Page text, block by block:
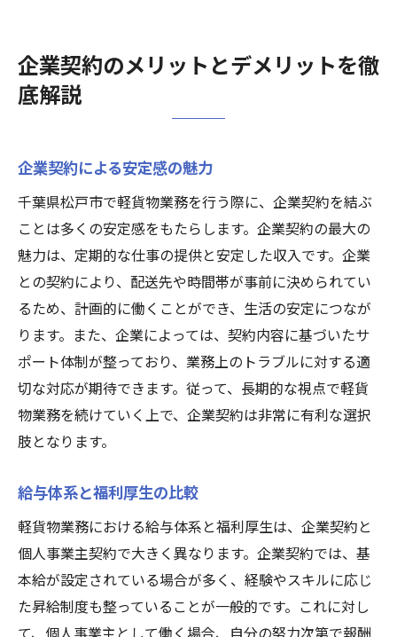
企業契約のメリットとデメリットを徹
底解説
企業契約による安定感の魅力
千葉県松戸市で軽貨物業務を行う際に、企業契約を結ぶ
ことは多くの安定感をもたらします。企業契約の最大の
魅力は、定期的な仕事の提供と安定した収入です。企業
との契約により、配送先や時間帯が事前に決められてい
るため、計画的に働くことができ、生活の安定につなが
ります。また、企業によっては、契約内容に基づいたサ
ポート体制が整っており、業務上のトラブルに対する適
切な対応が期待できます。従って、長期的な視点で軽貨
物業務を続けていく上で、企業契約は非常に有利な選択
肢となります。
給与体系と福利厚生の比較
軽貨物業務における給与体系と福利厚生は、企業契約と
個人事業主契約で大きく異なります。企業契約では、基
本給が設定されている場合が多く、経験やスキルに応じ
た昇給制度も整っていることが一般的です。これに対し
て、個人事業主として働く場合、自分の努力次第で報酬